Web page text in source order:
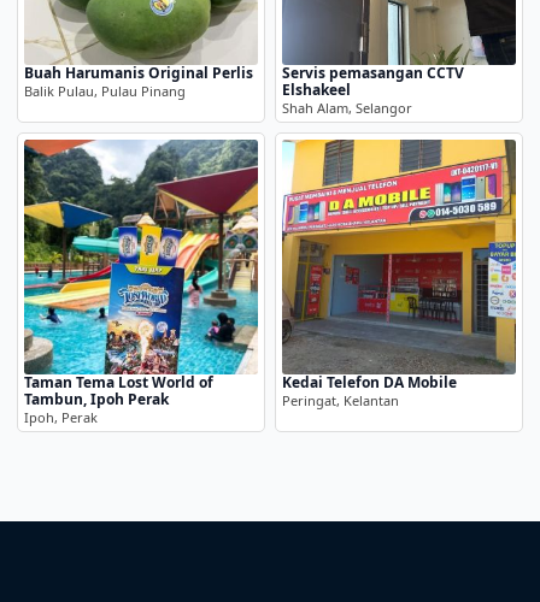
Buah Harumanis Original Perlis
Balik Pulau, Pulau Pinang
Servis pemasangan CCTV
Elshakeel
Shah Alam, Selangor
Taman Tema Lost World of
Tambun, Ipoh Perak
Ipoh, Perak
Kedai Telefon DA Mobile
Peringat, Kelantan